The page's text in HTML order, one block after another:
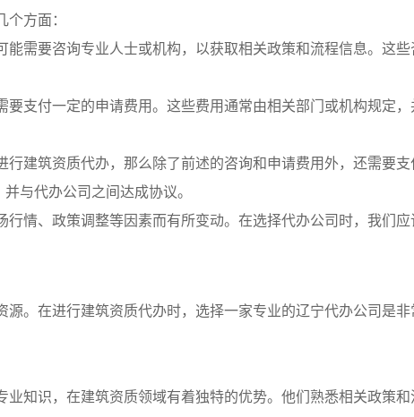
方面：
需要咨询专业人士或机构，以获取相关政策和流程信息。这些
支付一定的申请费用。这些费用通常由相关部门或机构规定，
建筑资质代办，那么除了前述的咨询和申请费用外，还需要支
与代办公司之间达成协议。
情、政策调整等因素而有所变动。在选择代办公司时，我们应
。在进行建筑资质代办时，选择一家专业的辽宁代办公司是非
知识，在建筑资质领域有着独特的优势。他们熟悉相关政策和